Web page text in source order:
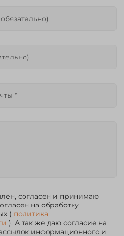
согласен и принимаю
на обработку
( политика
). А так же даю согласие на
информационного и